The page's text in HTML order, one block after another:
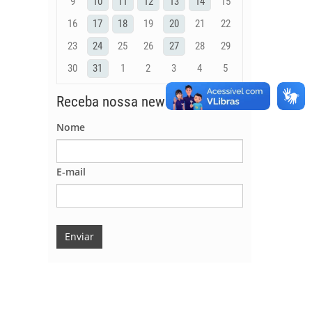
16
17 18 19 20 21
22
23
24 25 26 27 28
29
30
31 1 2 3 4 5
Receba nossa newsletter
Nome
E-mail
Enviar